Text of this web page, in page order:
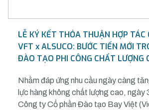
LỄ KÝ KẾT THỎA THUẬN HỢP TÁC
VFT x ALSUCO: BƯỚC TIẾN MỚI
ĐÀO TẠO PHI CÔNG CHẤT LƯỢNG
Nhằm đáp ứng nhu cầu ngày càng
lực hàng không chất lượng cao, ngày
Công ty Cổ phần Đào tạo Bay Việt